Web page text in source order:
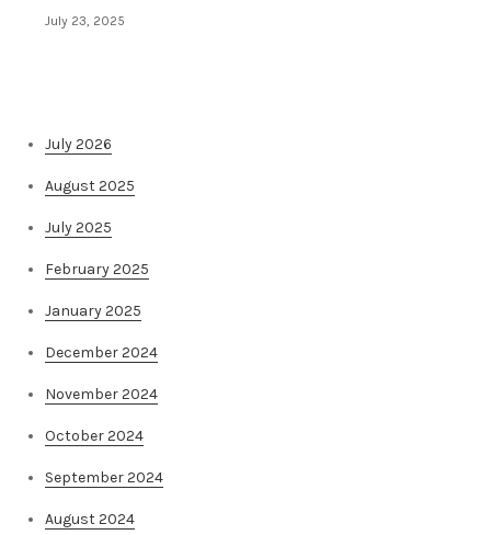
July 23, 2025
July 2026
August 2025
July 2025
February 2025
January 2025
December 2024
November 2024
October 2024
September 2024
August 2024